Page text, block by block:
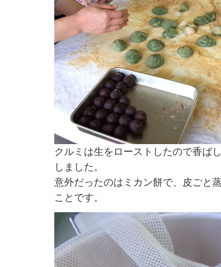
クルミは生をローストしたので香ば
しました。
意外だったのはミカン餅で、皮ごと
ことです。